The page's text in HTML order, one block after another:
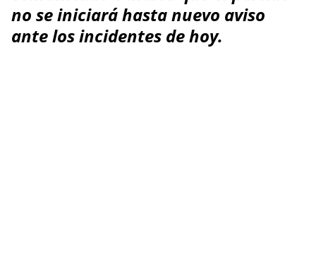
no se iniciará hasta nuevo aviso
ante los incidentes de hoy.